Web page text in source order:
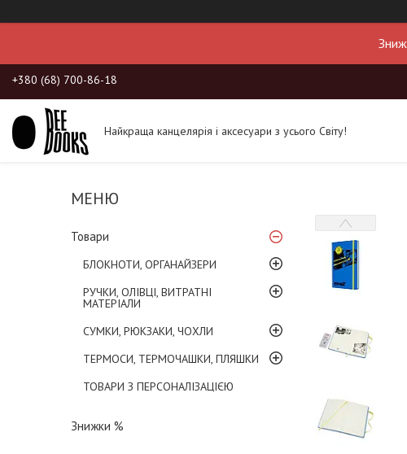
+380 (68) 700-86-18
Найкраща канцелярія і аксесуари з усього Світу!
Товари
БЛОКНОТИ, ОРГАНАЙЗЕРИ
РУЧКИ, ОЛІВЦІ, ВИТРАТНІ
МАТЕРІАЛИ
СУМКИ, РЮКЗАКИ, ЧОХЛИ
ТЕРМОСИ, ТЕРМОЧАШКИ, ПЛЯШКИ
ТОВАРИ З ПЕРСОНАЛІЗАЦІЄЮ
Знижки %